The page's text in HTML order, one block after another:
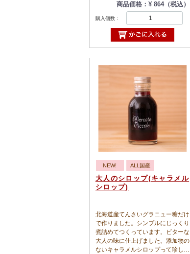
商品価格：¥ 864（税込）
購入個数：
NEW! ALL国産
大人のシロップ(キャラメル
シロップ)
北海道産てんさいグラニュー糖だけ
で作りました。シンプルにじっくり
煮詰めてつくっています。ビターな
大人の味に仕上げました。添加物の
ないキャラメルシロップって珍しい